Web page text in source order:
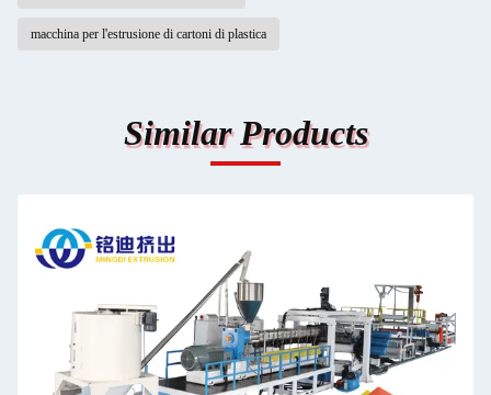
macchina per l'estrusione di cartoni di plastica
Similar Products